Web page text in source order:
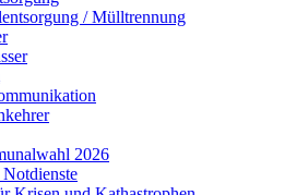
/ Mülltrennung
2026